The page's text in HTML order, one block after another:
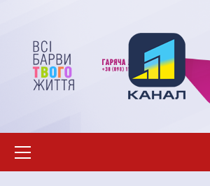
вмісту
меню